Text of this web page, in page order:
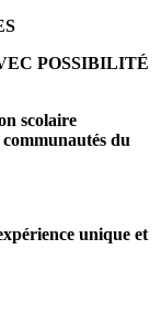
POSSIBILITÉ
scolaire
du
unique et